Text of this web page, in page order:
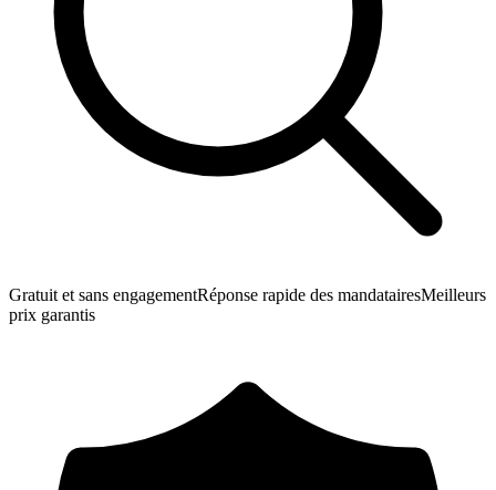
Gratuit et sans engagementRéponse rapide des mandatairesMeilleurs
prix garantis